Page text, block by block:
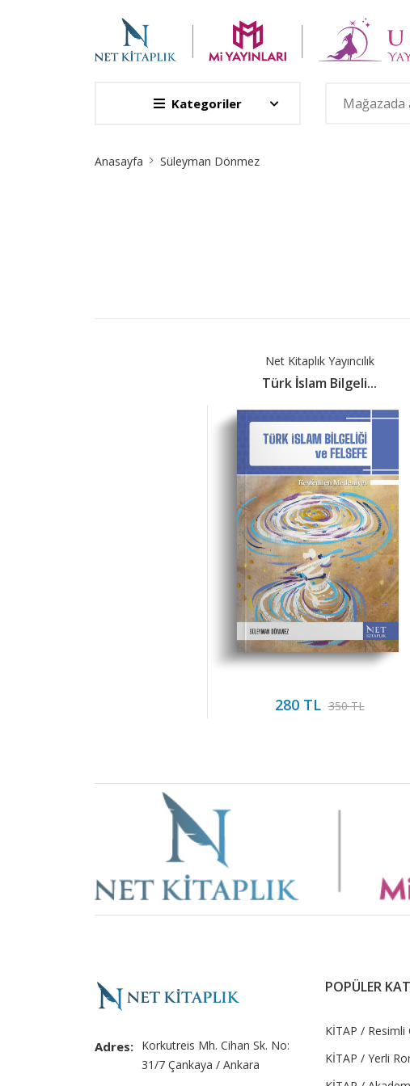
Kategoriler
Anasayfa Süleyman Dönmez
Net Kitaplık Yayıncılık
Türk İslam Bilgeli...
280 TL 350 TL
Adres: Korkutreis Mh. Cihan Sk. No:
31/7 Çankaya / Ankara
POPÜLER
KİTAP / Resimli
KİTAP / Yerli